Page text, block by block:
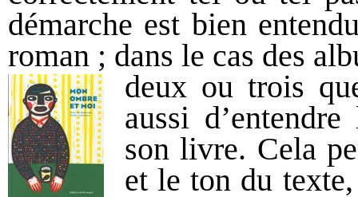
démarche est bien
roman ; dans le cas des
deux ou trois
aussi
son livre. Cela
et le ton du